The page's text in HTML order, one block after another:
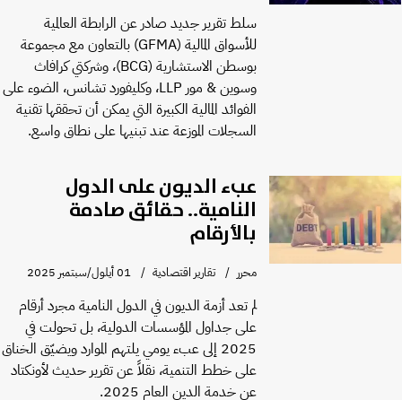
سلط تقرير جديد صادر عن الرابطة العالمية
للأسواق المالية (GFMA) بالتعاون مع مجموعة
بوسطن الاستشارية (BCG)، وشركتي كرافاث
وسوين & مور LLP، وكليفورد تشانس، الضوء على
الفوائد المالية الكبيرة التي يمكن أن تحققها تقنية
السجلات الموزعة عند تبنيها على نطاق واسع.
عبء الديون على الدول
النامية.. حقائق صادمة
بالأرقام
محرر تقارير اقتصادية 01 أيلول/سبتمبر 2025
لم تعد أزمة الديون في الدول النامية مجرد أرقام
على جداول المؤسسات الدولية، بل تحولت في
2025 إلى عبء يومي يلتهم الموارد ويضيّق الخناق
على خطط التنمية، نقلاً عن تقرير حديث لأونكتاد
عن خدمة الدين العام 2025.